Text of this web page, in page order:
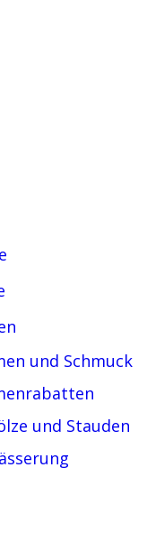
und Schmuck
und Stauden